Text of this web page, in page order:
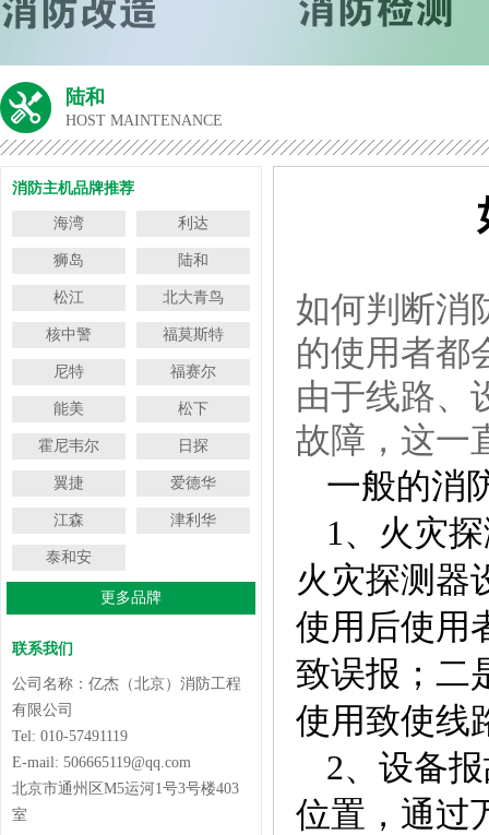
陆和
HOST MAINTENANCE
消防主机品牌推荐
海湾 利达
狮岛 陆和
松江 北大青鸟
核中警 福莫斯特
尼特 福赛尔
能美 松下
霍尼韦尔 日探
翼捷 爱德华
江森 津利华
泰和安
更多品牌
联系我们
公司名称：亿杰（北京）消防工程
有限公司
Tel: 010-57491119
E-mail: 506665119@qq.com
北京市通州区M5运河1号3号楼403
室
如何判断消
的使用者都
由于线路、
故障，这一
一般的消
1、火灾
火灾探测器
使用后使用
致误报；二
使用致使线
2、设备
位置，通过